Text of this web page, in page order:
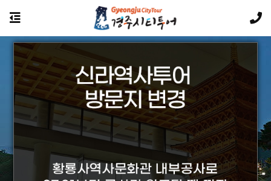
경주의 야경투어는 황홀합니다.
투어상품에 대해
궁금하신 사항은 카카오톡 문의를 이용하세요
카카오톡 문의